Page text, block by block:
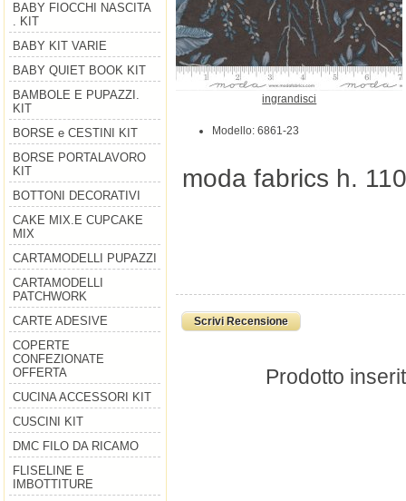
BABY FIOCCHI NASCITA
. KIT
BABY KIT VARIE
BABY QUIET BOOK KIT
BAMBOLE E PUPAZZI.
KIT
BORSE e CESTINI KIT
BORSE PORTALAVORO
KIT
BOTTONI DECORATIVI
CAKE MIX.E CUPCAKE
MIX
CARTAMODELLI PUPAZZI
CARTAMODELLI
PATCHWORK
CARTE ADESIVE
COPERTE
CONFEZIONATE
OFFERTA
CUCINA ACCESSORI KIT
CUSCINI KIT
DMC FILO DA RICAMO
FLISELINE E
IMBOTTITURE
ingrandisci
Modello: 6861-23
moda fabrics h.
Scrivi Recensione
Prodotto